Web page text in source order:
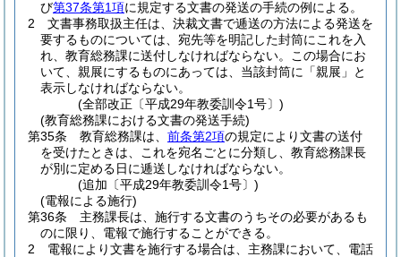
び第37条第1項に規定する文書の発送の手続の例による。
2
文書事務取扱主任は、決裁文書で逓送の方法による発送を
要するものについては、宛先等を明記した封筒にこれを入
れ、教育総務課に送付しなければならない。
この場合にお
いて、親展にするものにあっては、当該封筒に「親展」と
表示しなければならない。
(全部改正〔平成29年教委訓令1号〕)
(教育総務課における文書の発送手続)
第35条
教育総務課は、 前条第2項の規定により文書の送付
を受けたときは、これを宛名ごとに分類し、教育総務課長
が別に定める日に逓送しなければならない。
(追加〔平成29年教委訓令1号〕)
(電報による施行)
第36条
主務課長は、施行する文書のうちその必要があるも
のに限り、電報で施行することができる。
2
電報により文書を施行する場合は、主務課において、電話